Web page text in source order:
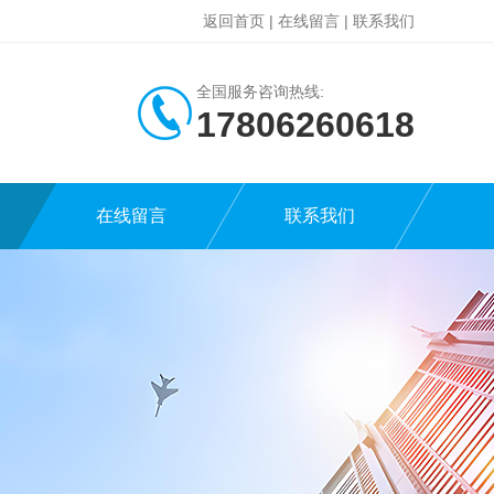
返回首页 | 在线留言 | 联系我们
全国服务咨询热线:
17806260618
在线留言 联系我们